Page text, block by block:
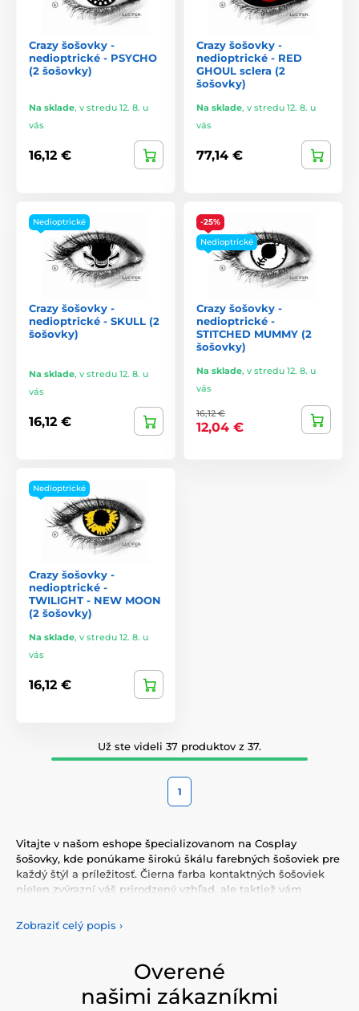
Crazy šošovky -
nedioptrické - PSYCHO
(2 šošovky)
Na sklade, v stredu 12. 8. u
vás
16,12 €
Crazy šošovky -
nedioptrické - RED
GHOUL sclera (2
šošovky)
Na sklade, v stredu 12. 8. u
vás
77,14 €
Nedioptrické
Crazy šošovky -
nedioptrické - SKULL (2
šošovky)
Na sklade, v stredu 12. 8. u
vás
16,12 €
-25%
Nedioptrické
Crazy šošovky -
nedioptrické -
STITCHED MUMMY (2
šošovky)
Na sklade, v stredu 12. 8. u
vás
16,12 €
12,04 €
Nedioptrické
Crazy šošovky -
nedioptrické -
TWILIGHT - NEW MOON
(2 šošovky)
Na sklade, v stredu 12. 8. u
vás
16,12 €
Už ste videli 37 produktov z 37.
1
Vitajte v našom eshope špecializovanom na Cosplay
šošovky, kde ponúkame širokú škálu farebných šošoviek pre
každý štýl a príležitosť. Čierna farba kontaktných šošoviek
nielen zvýrazní váš prirodzený vzhľad, ale taktiež vám
našej pestrej ponuky farebných šošoviek, ktoré vám
poskytnú komfort a bezpečnosť po celý deň. Pridajte do
ktoré spĺňajú najvyššie štandardy kvality a pohodlia.
Zobraziť celý popis ›
Overené
našimi zákazníkmi